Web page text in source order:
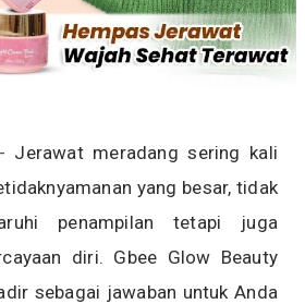
- Jerawat meradang sering kali
yang besar, tidak
penampilan tetapi juga
diri. Gbee Glow Beauty
sebagai jawaban untuk Anda